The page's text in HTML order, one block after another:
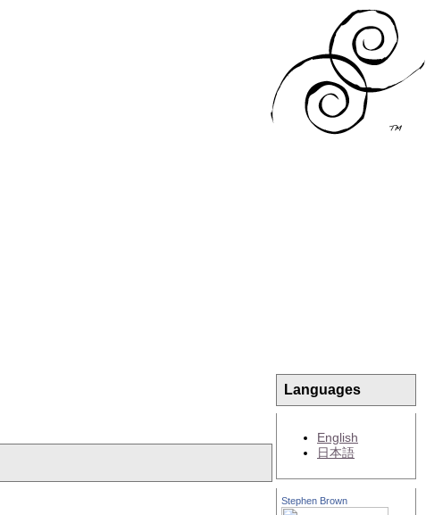
Languages
English
日本語
Stephen Brown